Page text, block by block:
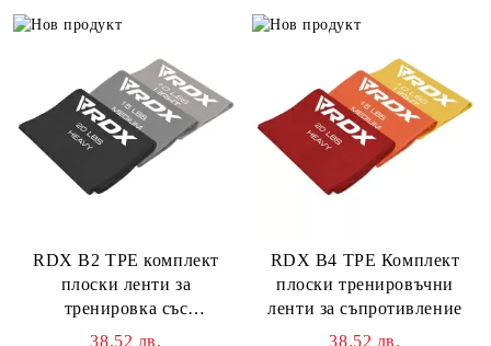
RDX B2 TPE комплект
плоски ленти за
тренировка със
съпротивление
38.52 лв.
RDX B4 TPE Комплект
плоски тренировъчни
ленти за съпротивление
38.52 лв.